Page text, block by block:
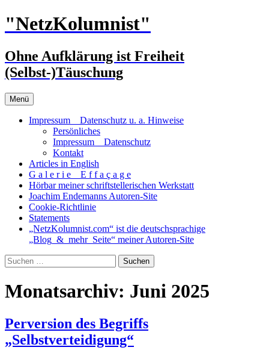
Zum
Inhalt
"NetzKolumnist"
Ohne Aufklärung ist Freiheit
(Selbst-)Täuschung
Menü
Impressum _ Datenschutz u. a. Hinweise
Persönliches
Impressum _ Datenschutz
Kontakt
Articles in English
G a l e r i e _ E f f a ç a g e
Hörbar meiner schriftstellerischen Werkstatt
Joachim Endemanns Autoren-Site
Cookie-Richtlinie
Statements
„NetzKolumnist.com“ ist die deutschsprachige
„Blog_&_mehr_Seite“ meiner Autoren-Site
Suchen
nach:
Monatsarchiv: Juni 2025
Perversion des Begriffs
„Selbstverteidigung“